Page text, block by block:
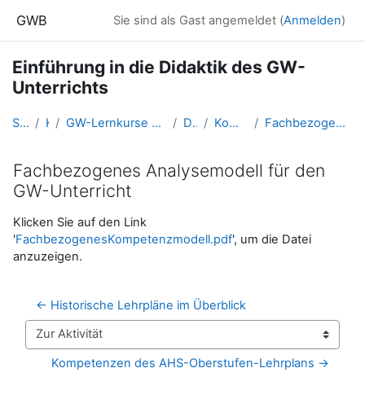
GWB Sie sind als Gast angemeldet (Anmelden)
Einführung in die Didaktik des GW-
Unterrichts
Startseite Kurse GW-Lernkurse aus der Fortbildung (und Ausbildung bis 2016) Didaktik GW Kompetenzorientierung Fachbezogenes Analysemodell für den GW-Unterricht
Fachbezogenes Analysemodell für den
GW-Unterricht
Abschlussbedingungen
Klicken Sie auf den Link
'FachbezogenesKompetenzmodell.pdf', um die Datei
anzuzeigen.
← Historische Lehrpläne im Überblick
Zur Aktivität
Kompetenzen des AHS-Oberstufen-Lehrplans →